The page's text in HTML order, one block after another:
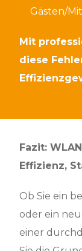
Gästen/
Mit
diese
Fazit:
Effizienz,
Ob Sie ein
oder ein
einer